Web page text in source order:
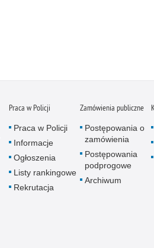
Praca w Policji
Praca w Policji
Informacje
Ogłoszenia
Listy rankingowe
Rekrutacja
Zamówienia publiczne
Postępowania o
zamówienia
Postępowania
podprogowe
Archiwum